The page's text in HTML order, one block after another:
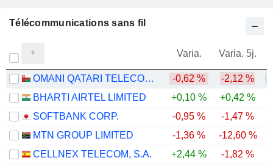
Télécommunications sans fil
Varia. Varia. 5j.
OMANI QATARI TELECOMMUNICATIONS COMPANY SAOG -0,62 % -2,12 %
BHARTI AIRTEL LIMITED
+0,10 % +0,42 %
SOFTBANK CORP.
-0,95 % -1,47 %
MTN GROUP LIMITED
-1,36 % -12,60 %
CELLNEX TELECOM, S.A.
+2,44 % -1,82 %